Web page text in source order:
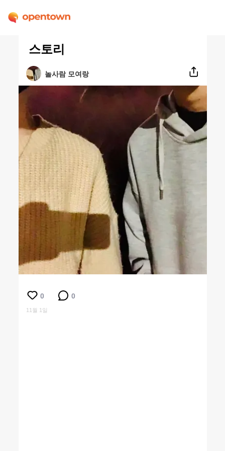
스토리
놀사람 모여랑
0 0
11월 1일